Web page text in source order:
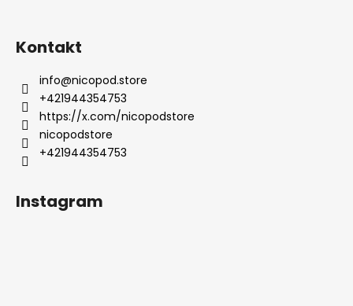
Kontakt
info@nicopod.store
+421944354753
https://x.com/nicopodstore
nicopodstore
+421944354753
Instagram